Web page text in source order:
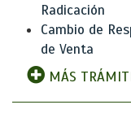
Radicación
Cambio de
de Venta
MÁS